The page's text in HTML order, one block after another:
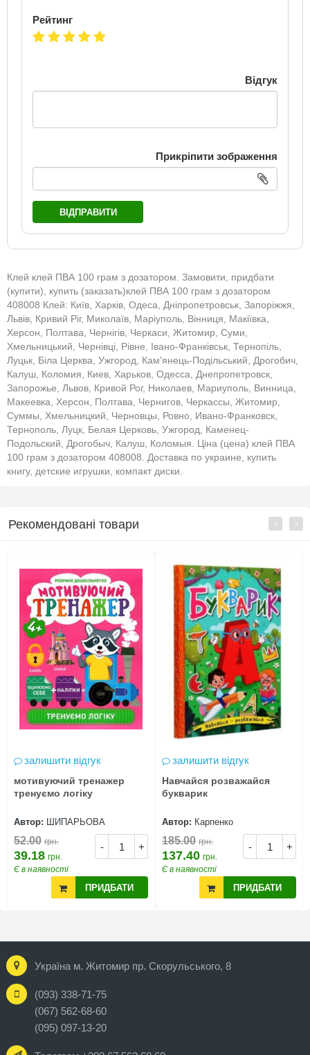
Рейтинг
Відгук
Прикріпити зображення
ВІДПРАВИТИ
Клей клей ПВА 100 грам з дозатором. Замовити, придбати
(купити), купить (заказать)клей ПВА 100 грам з дозатором
408008 Клей: Київ, Харків, Одеса, Дніпропетровськ, Запоріжжя,
Львів, Кривий Ріг, Миколаїв, Маріуполь, Вінниця, Макіївка,
Херсон, Полтава, Чернігів, Черкаси, Житомир, Суми,
Хмельницький, Чернівці, Рівне, Івано-Франківськ, Тернопіль,
Луцьк, Біла Церква, Ужгород, Кам'янець-Подільський, Дрогобич,
Калуш, Коломия, Киев, Харьков, Одесса, Днепропетровск,
Запорожье, Львов, Кривой Рог, Николаев, Мариуполь, Винница,
Макеевка, Херсон, Полтава, Чернигов, Черкассы, Житомир,
Суммы, Хмельницкий, Черновцы, Ровно, Ивано-Франковск,
Тернополь, Луцк, Белая Церковь, Ужгород, Каменец-
Подольский, Дрогобыч, Калуш, Коломыя. Ціна (цена) клей ПВА
100 грам з дозатором 408008. Доставка по украине, купить
книгу, детские игрушки, компакт диски.
Рекомендовані товари
залишити відгук
мотивуючий тренажер
тренуємо логіку
Автор: ШИПАРЬОВА
- +
52.00 грн.
39.18 грн.
Є в наявності
ПРИДБАТИ
залишити відгук
Навчайся розважайся
букварик
Автор: Карпенко
- +
185.00 грн.
137.40 грн.
Є в наявності
ПРИДБАТИ
Україна м. Житомир пр. Скорульського, 8
(093) 338-71-75
(067) 562-68-60
(095) 097-13-20